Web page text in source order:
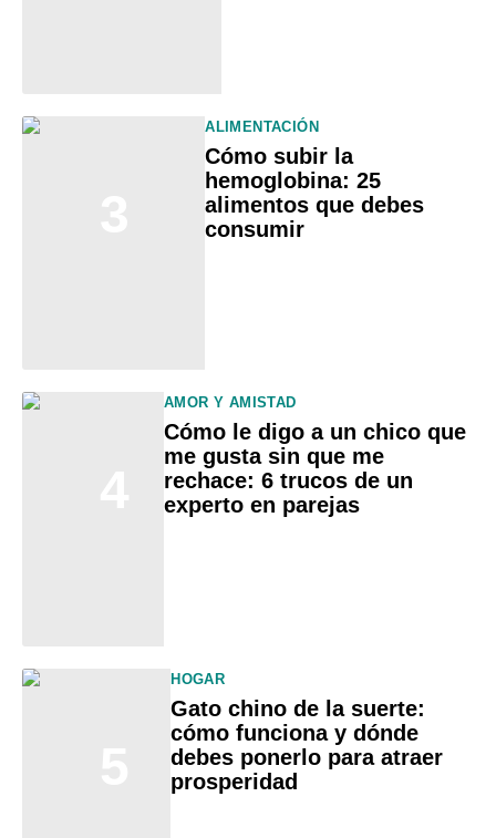
ALIMENTACIÓN
Cómo subir la
hemoglobina: 25
alimentos que debes
consumir
AMOR Y AMISTAD
Cómo le digo a un chico que
me gusta sin que me
rechace: 6 trucos de un
experto en parejas
HOGAR
Gato chino de la suerte:
cómo funciona y dónde
debes ponerlo para atraer
prosperidad